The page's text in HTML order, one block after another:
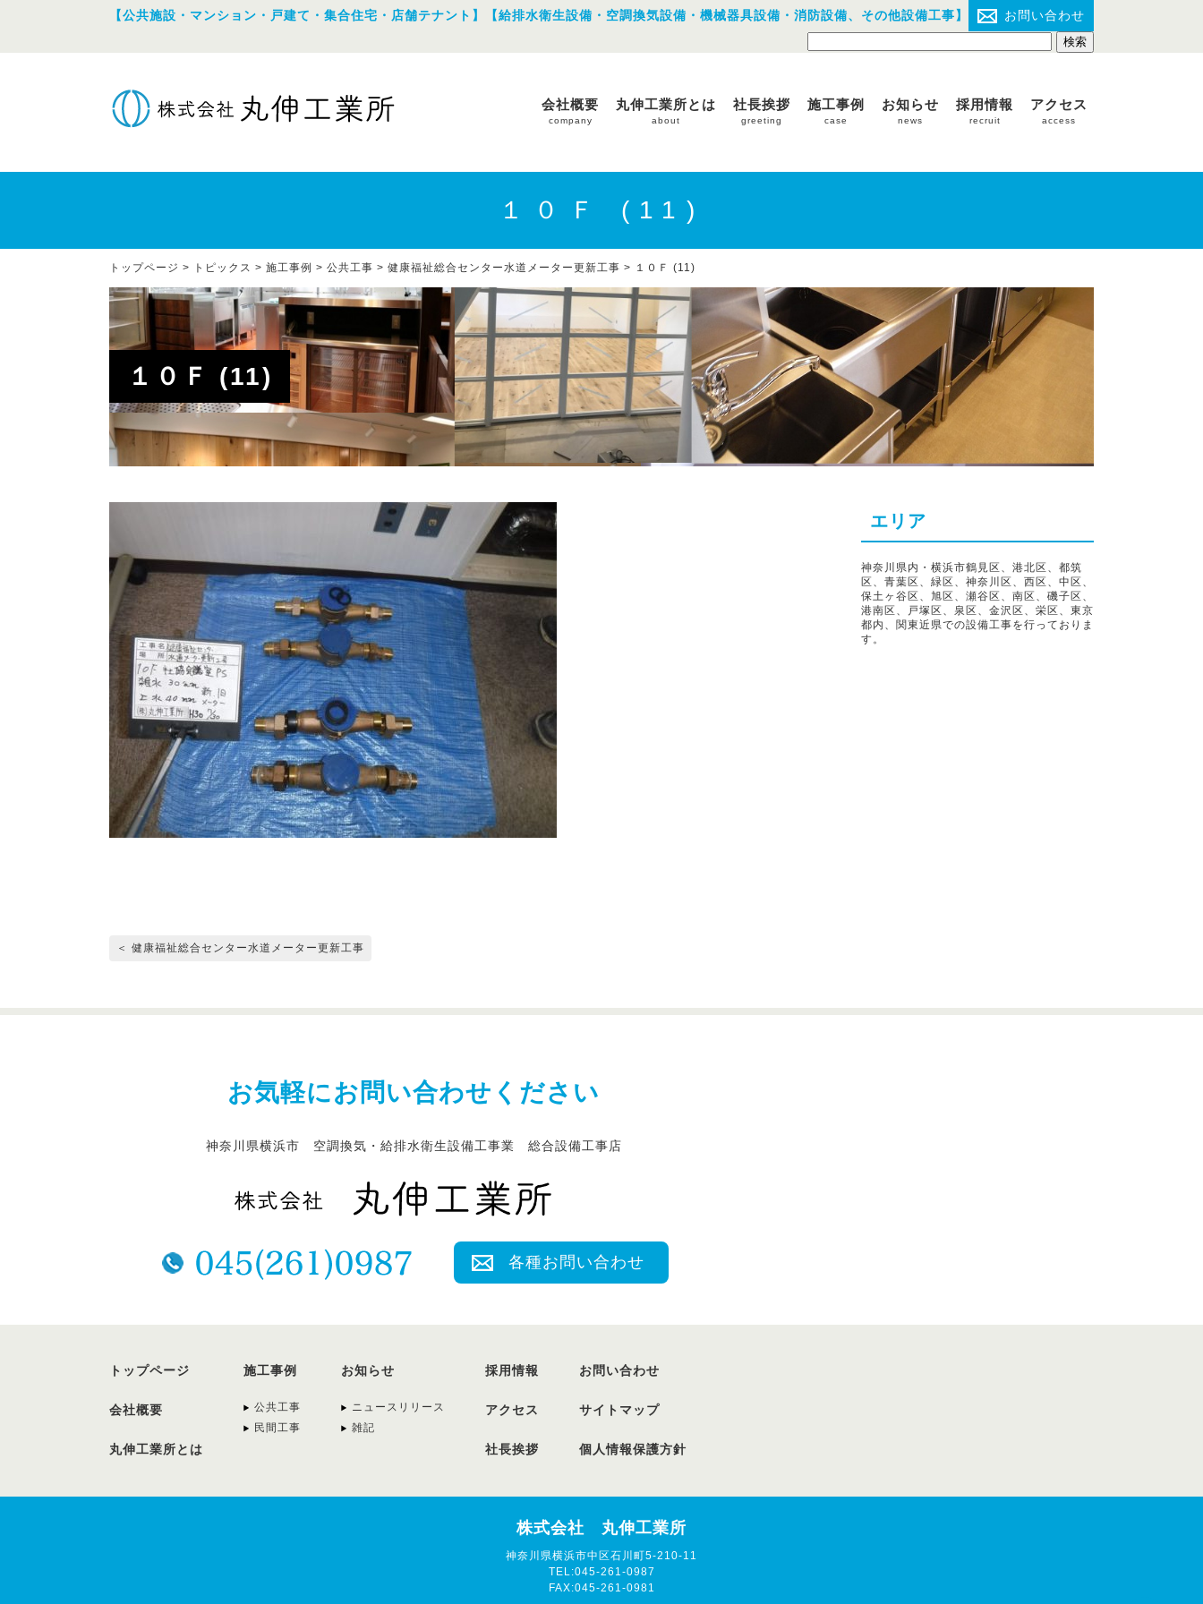
【公共施設・マンション・戸建て・集合住宅・店舗テナント】【給排水衛生設備・空調換気設備・機械器具設備・消防設備、その他設備工事】 お問い合わせ
会社概要
company
丸伸工業所とは
about
社長挨拶
greeting
施工事例
case
お知らせ
news
採用情報
recruit
アクセス
access
１０Ｆ (11)
トップページ > トピックス > 施工事例 > 公共工事 > 健康福祉総合センター水道メーター更新工事 > １０Ｆ (11)
１０Ｆ (11)
＜ 健康福祉総合センター水道メーター更新工事
エリア
神奈川県内・横浜市鶴見区、港北区、都筑
区、青葉区、緑区、神奈川区、西区、中区、
保土ヶ谷区、旭区、瀬谷区、南区、磯子区、
港南区、戸塚区、泉区、金沢区、栄区、東京
都内、関東近県での設備工事を行っておりま
す。
お気軽にお問い合わせください
神奈川県横浜市 空調換気・給排水衛生設備工事業 総合設備工事店
各種お問い合わせ
トップページ
会社概要
丸伸工業所とは
施工事例
公共工事
民間工事
お知らせ
ニュースリリース
雑記
採用情報
アクセス
社長挨拶
お問い合わせ
サイトマップ
個人情報保護方針
株式会社 丸伸工業所
神奈川県横浜市中区石川町5-210-11
TEL:045-261-0987
FAX:045-261-0981